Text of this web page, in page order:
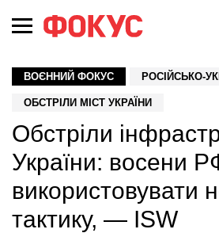
ВОЄННИЙ ФОКУС РОСІЙСЬКО-
ОБСТРІЛИ МІСТ УКРАЇНИ
Обстріли
України: восени
використовувати
тактику, — ISW